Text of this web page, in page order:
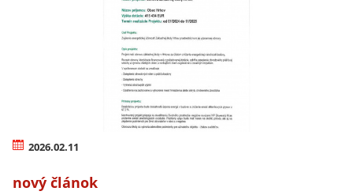
2026.02.11
nový článok